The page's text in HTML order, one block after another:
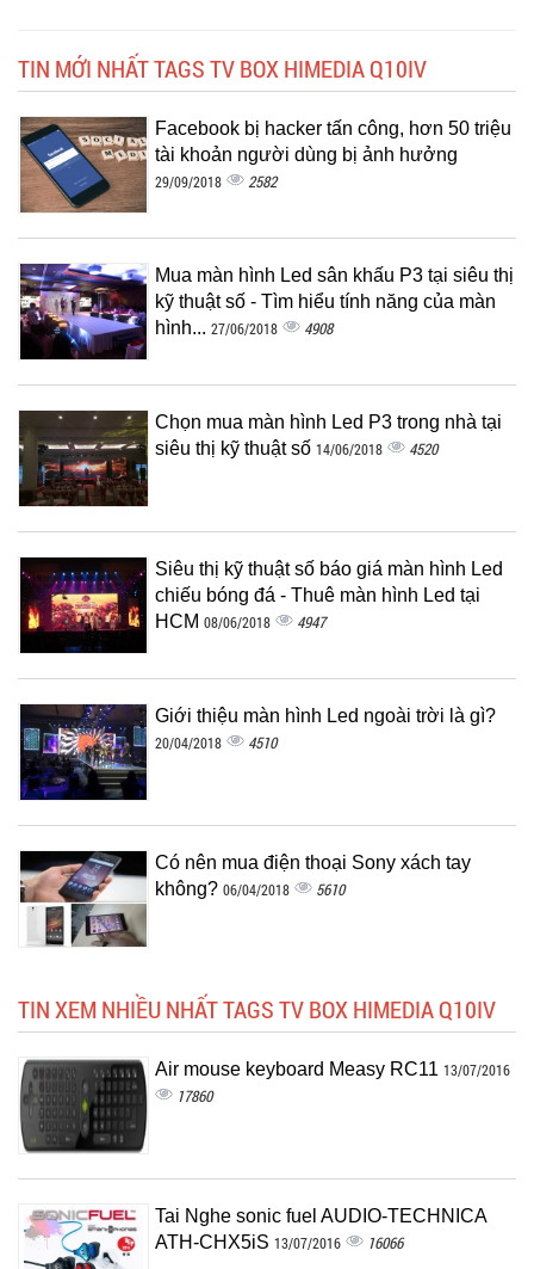
TIN MỚI NHẤT TAGS TV BOX HIMEDIA Q10IV
Facebook bị hacker tấn công, hơn 50 triệu
tài khoản người dùng bị ảnh hưởng
29/09/2018 2582
Mua màn hình Led sân khấu P3 tại siêu thị
kỹ thuật số - Tìm hiểu tính năng của màn
hình... 27/06/2018 4908
Chọn mua màn hình Led P3 trong nhà tại
siêu thị kỹ thuật số 14/06/2018 4520
Siêu thị kỹ thuật số báo giá màn hình Led
chiếu bóng đá - Thuê màn hình Led tại
HCM 08/06/2018 4947
Giới thiệu màn hình Led ngoài trời là gì?
20/04/2018 4510
Có nên mua điện thoại Sony xách tay
không? 06/04/2018 5610
TIN XEM NHIỀU NHẤT TAGS TV BOX HIMEDIA Q10IV
Air mouse keyboard Measy RC11 13/07/2016
17860
Tai Nghe sonic fuel AUDIO-TECHNICA
ATH-CHX5iS 13/07/2016 16066